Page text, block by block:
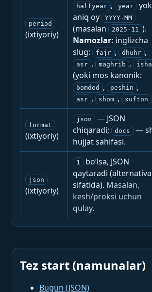
period
(ixtiyoriy)
halfyear , year
aniq oy
YYYY-MM
(masalan 2025-11 ).
Namozlar: inglizcha
slug:
fajr , dhuhr ,
asr , maghrib , isha
(yoki mos kanonik:
bomdod , peshin ,
asr , shom , xufton
format
(ixtiyoriy)
json
— JSON
chiqaradi;
docs
—
hujjat sahifasi.
json
(ixtiyoriy)
1
bo‘lsa, JSON
qaytaradi (alternativa
sifatida). Masalan,
kesh/proksi uchun
qulay.
Tez start (namunalar)
Bugun (JSON)